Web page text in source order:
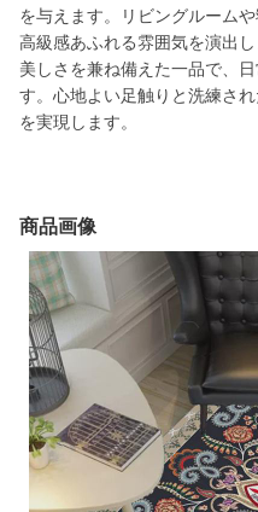
を与えます。リビングルーム
高級感あふれる雰囲気を演出
美しさを兼ね備えた一品で、
す。心地よい足触りと洗練さ
を実現します。
商品画像